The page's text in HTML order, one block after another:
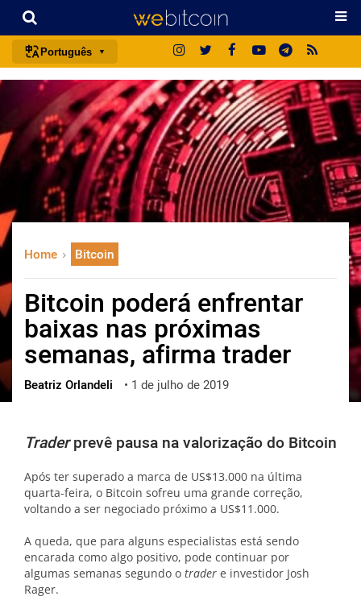
Português
português (BR)
english
español
français
italiano
deutsch
中文
한국어
العربية
ქართული
vietnamese
Home Bitcoin
Bitcoin poderá enfrentar
baixas nas próximas
semanas, afirma trader
Beatriz Orlandeli • 1 de julho de 2019
Traderprevê pausa na valorização do Bitcoin
Após ter superado a marca de US$13.000 na última
quarta-feira, o Bitcoin sofreu uma grande correção,
voltando a ser negociado próximo a US$11.000.
A queda, que para alguns especialistas está sendo
encarada como algo positivo, pode continuar por
algumas semanas segundo o trader e investidor Josh
Rager.